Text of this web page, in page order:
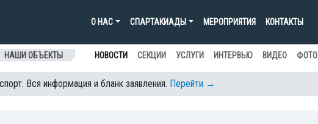
О НАС СПАРТАКИАДЫ МЕРОПРИЯТИЯ КОНТАКТЫ
НАШИ ОБЪЕКТЫ НОВОСТИ СЕКЦИИ УСЛУГИ ИНТЕРВЬЮ ВИДЕО ФОТО
Вся информация и бланк заявления. Перейти →